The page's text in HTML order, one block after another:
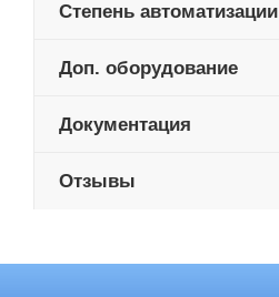
Степень автоматизации
Доп. оборудование
Документация
Отзывы